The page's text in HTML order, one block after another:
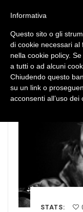
STATS:
Informativa
Questo sito o gli
di cookie necessari al
nella cookie policy.
a tutti o ad alcuni
Chiudendo questo
su un link o
acconsenti all’uso dei